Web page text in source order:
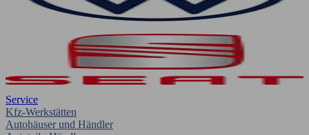
Service
Kfz-Werkstätten
Autohäuser und Händler